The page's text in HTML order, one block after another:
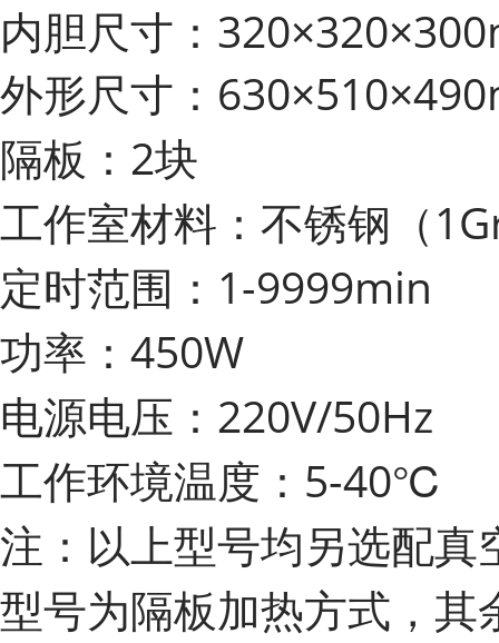
内胆尺寸：
外形尺寸：
隔板 ：2块
工作室材料：不锈钢（
定时范围：1-9999min
功率：450W
电源电压：220V/50Hz
工作环境温度：5-40℃
注：以上型号均另选配
型号为隔板加热方式，